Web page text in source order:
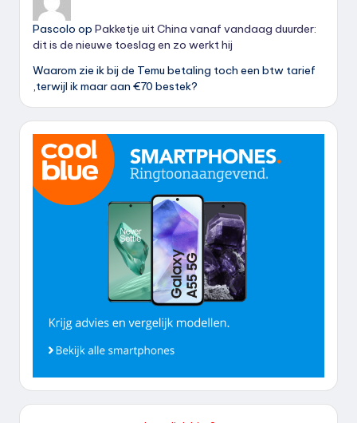
Pascolo op Pakketje uit China vanaf vandaag duurder:
dit is de nieuwe toeslag en zo werkt hij
Waarom zie ik bij de Temu betaling toch een btw tarief
,terwijl ik maar aan €70 bestek?